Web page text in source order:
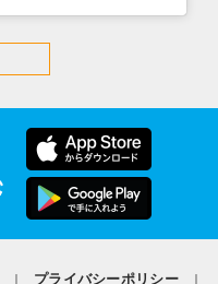
プライバシーポリシー